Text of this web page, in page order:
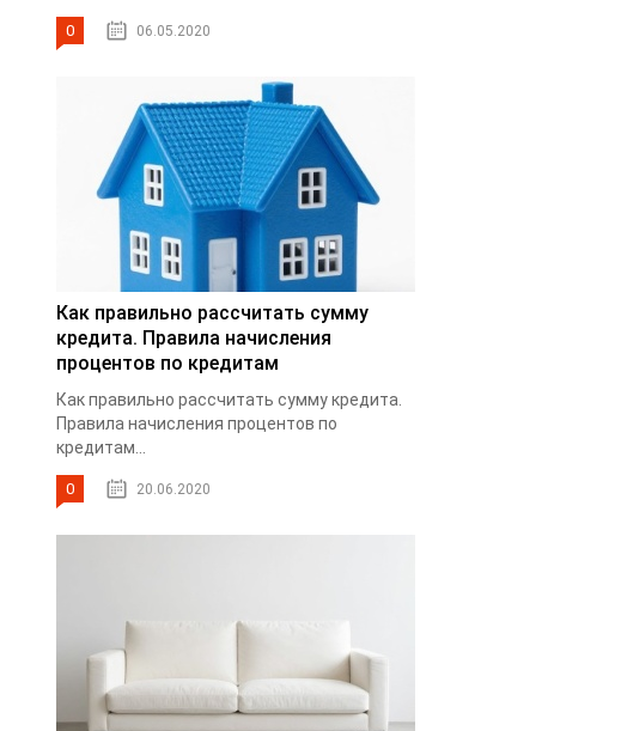
0 06.05.2020
Как правильно рассчитать сумму
кредита. Правила начисления
процентов по кредитам
Как правильно рассчитать сумму кредита.
Правила начисления процентов по
кредитам...
0 20.06.2020